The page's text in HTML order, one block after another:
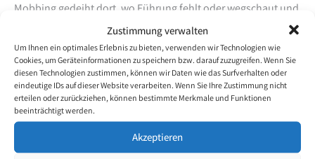
Zustimmung verwalten
Um Ihnen ein optimales Erlebnis zu bieten, verwenden wir Technologien wie
Cookies, um Geräteinformationen zu speichern bzw. darauf zuzugreifen. Wenn Sie
diesen Technologien zustimmen, können wir Daten wie das Surfverhalten oder
eindeutige IDs auf dieser Website verarbeiten. Wenn Sie Ihre Zustimmung nicht
erteilen oder zurückziehen, können bestimmte Merkmale und Funktionen
beeinträchtigt werden.
Akzeptieren
Mobbing gedeiht dort, wo Führung fehlt oder wegschaut und
wo Leistungsdruck dazu verleitet die eigene Integrität
aufzugeben. Wo niemand klar sagt, was akzeptabel ist und
was nicht. Mobbing ist häufig ein Gruppenphänomen und
wird immer versteckt praktiziert, nicht nur eine Person ist
verantwortlich, sondern ein Umfeld, das von
Mobbinghandlungen direkt oder indirekt profitiert. Das
macht es so schwer zu greifen und so schwer zu stoppen.